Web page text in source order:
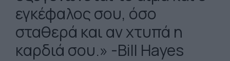
εγκέφαλος σου, όσο
σταθερά και αν χτυπά η
καρδιά σου.» -Bill Hayes